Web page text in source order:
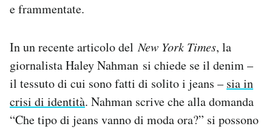
e frammentate.
In un recente articolo delNew York Times, la
giornalista Haley Nahman si chiede se il denim –
il tessuto di cui sono fatti di solito i jeans – sia in
crisi di identità. Nahman scrive che alla domanda
“Che tipo di jeans vanno di moda ora?” si possono